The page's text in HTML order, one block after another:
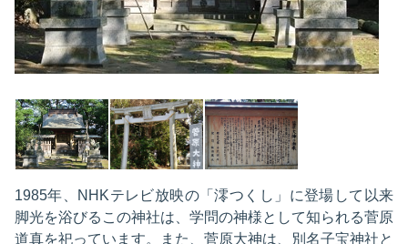
1985年、NHKテレビ放映の「澪つくし」に登場して以来
脚光を浴びるこの神社は、学問の神様として知られる菅原
道真を祀っています。また、菅原大神は、別名子宝神社と